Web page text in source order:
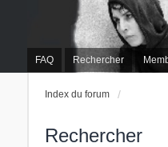
FAQ Rechercher
Index du forum
Rechercher